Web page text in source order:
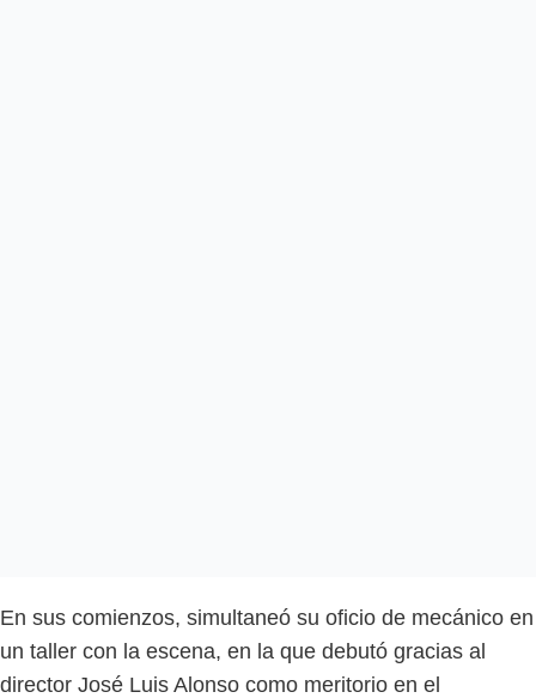
En sus comienzos, simultaneó su oficio de mecánico en
un taller con la escena, en la que debutó gracias al
director José Luis Alonso como meritorio en el